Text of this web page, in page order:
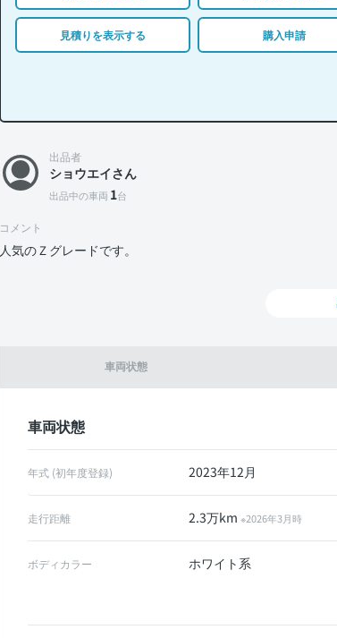
見積りを表示する 購入申請
車両状態
車両状態
年式 (初年度登録) 2023年12月
走行距離 2.3万km ※2026年3月時
ボディカラー ホワイト系
出品者
ショウエイさん
出品中の車両 1台
コメント
人気のＺグレードです。